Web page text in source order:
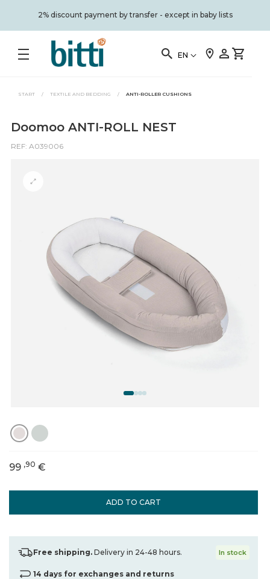
2% discount payment by transfer - except in baby lists
EN
START / TEXTILE AND BEDDING / ANTI-ROLLER CUSHIONS
Doomoo ANTI-ROLL NEST
REF: A039006
ADD TO CART
99 ,90 €
Free shipping. Delivery in 24-48 hours. In stock
14 days for exchanges and returns